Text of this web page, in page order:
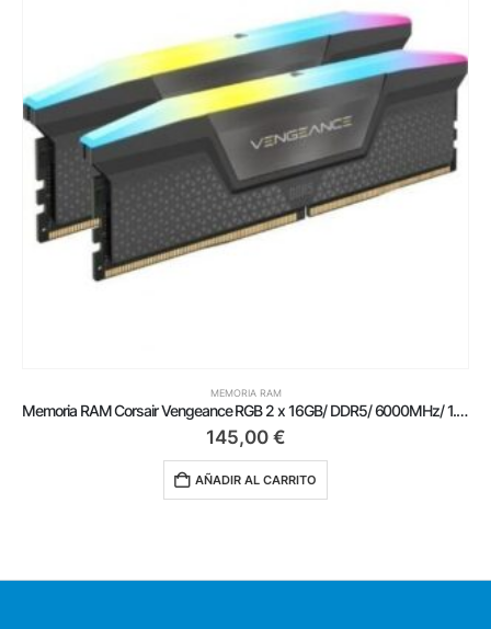
MEMORIA RAM
Memoria RAM Corsair Vengeance RGB 2 x 16GB/ DDR5/ 6000MHz/ 1.35V/ CL30/ AMD Expo/ DIMM
145,00 €
AÑADIR AL CARRITO